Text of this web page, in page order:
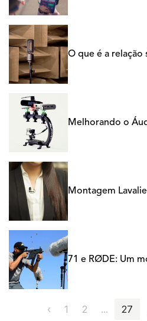
O que é a relação
Melhorando o
Montagem
71 e RØDE: Um
‹ 1 2 ... 27